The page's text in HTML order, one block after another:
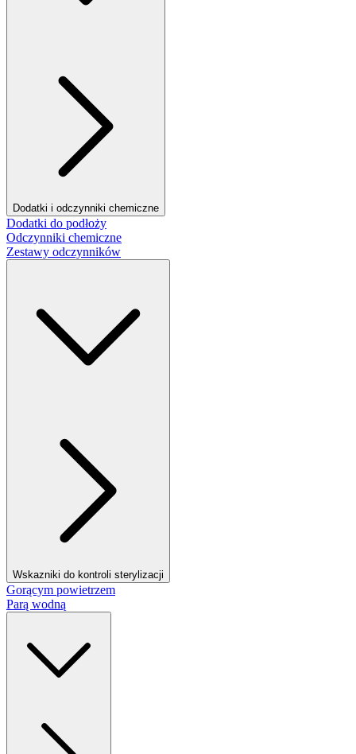
Dodatki i odczynniki chemiczne
Dodatki do podłoży
Odczynniki chemiczne
Zestawy odczynników
Wskazniki do kontroli sterylizacji
Gorącym powietrzem
Parą wodną